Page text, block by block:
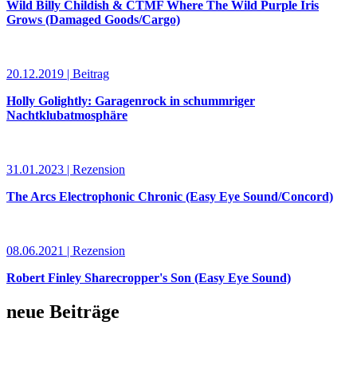
Wild Billy Childish & CTMF Where The Wild Purple Iris
Grows (Damaged Goods/Cargo)
20.12.2019 | Beitrag
Holly Golightly: Garagenrock in schummriger
Nachtklubatmosphäre
31.01.2023 | Rezension
The Arcs Electrophonic Chronic (Easy Eye Sound/Concord)
08.06.2021 | Rezension
Robert Finley Sharecropper's Son (Easy Eye Sound)
neue Beiträge